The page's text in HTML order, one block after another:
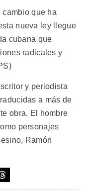
que ha
nueva ley llegue
cubana que
radicales y
y periodista
a más de
obra, El hombre
personajes
Ramón